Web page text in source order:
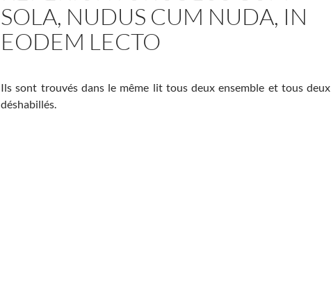
SOLA, NUDUS CUM NUDA, IN
EODEM LECTO
Ils sont trouvés dans le même lit tous deux ensemble et tous deux
déshabillés.